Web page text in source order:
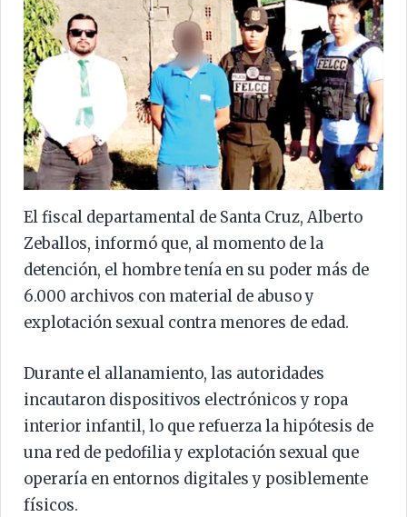
El fiscal departamental de Santa Cruz, Alberto
Zeballos, informó que, al momento de la
detención, el hombre tenía en su poder más de
6.000 archivos con material de abuso y
explotación sexual contra menores de edad.
Durante el allanamiento, las autoridades
incautaron dispositivos electrónicos y ropa
interior infantil, lo que refuerza la hipótesis de
una red de pedofilia y explotación sexual que
operaría en entornos digitales y posiblemente
físicos.